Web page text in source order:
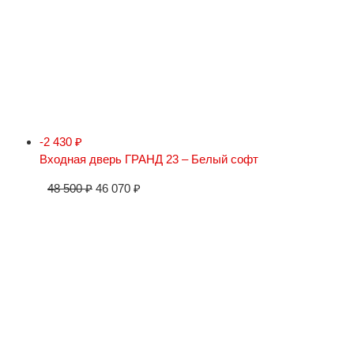
-2 430 ₽
Входная дверь ГРАНД 23 – Белый софт
48 500₽ 46 070 ₽